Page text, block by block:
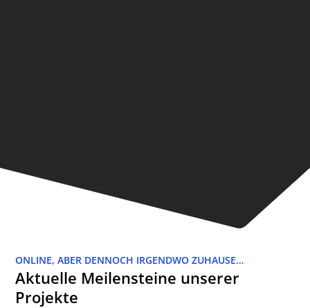
ONLINE, ABER DENNOCH IRGENDWO ZUHAUSE…
Aktuelle Meilensteine unserer
Projekte